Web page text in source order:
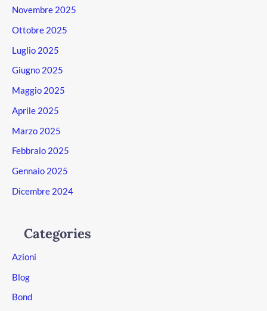
Novembre 2025
Ottobre 2025
Luglio 2025
Giugno 2025
Maggio 2025
Aprile 2025
Marzo 2025
Febbraio 2025
Gennaio 2025
Dicembre 2024
Categories
Azioni
Blog
Bond